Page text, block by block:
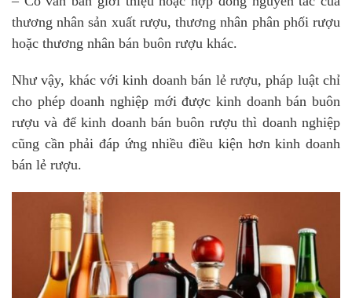
thương nhân sản xuất rượu, thương nhân phân phối rượu
hoặc thương nhân bán buôn rượu khác.
Như vậy, khác với kinh doanh bán lẻ rượu, pháp luật chỉ
cho phép doanh nghiệp mới được kinh doanh bán buôn
rượu và để kinh doanh bán buôn rượu thì doanh nghiệp
cũng cần phải đáp ứng nhiều điều kiện hơn kinh doanh
bán lẻ rượu.